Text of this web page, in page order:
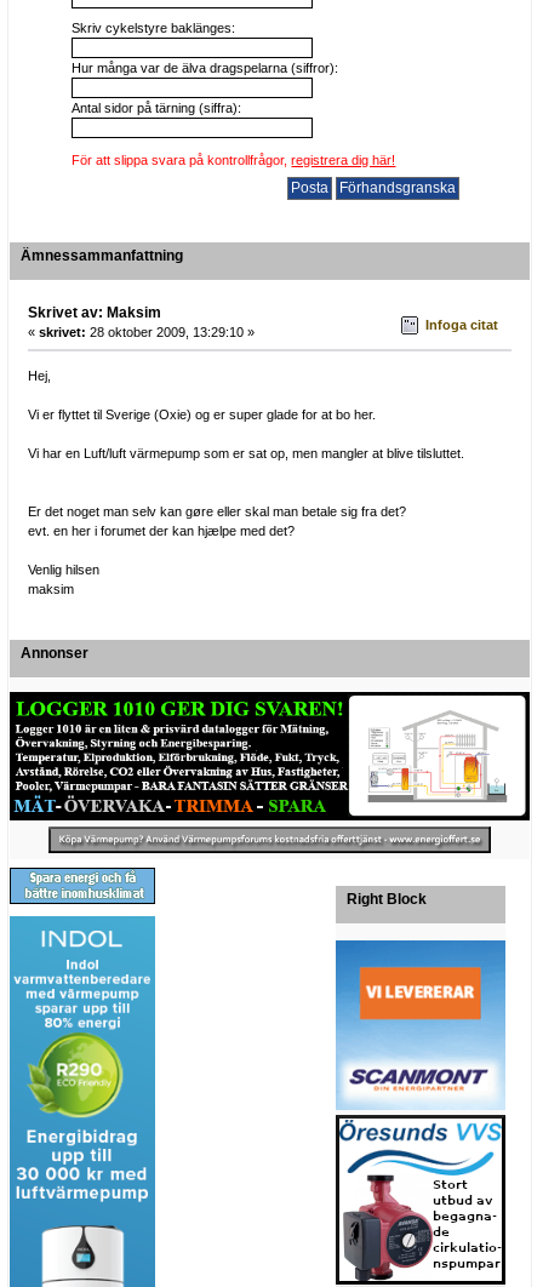
Skriv cykelstyre baklänges:
Hur många var de älva dragspelarna (siffror):
Antal sidor på tärning (siffra):
För att slippa svara på kontrollfrågor,registrera dig här!
Ämnessammanfattning
Skrivet av: Maksim
« skrivet: 28 oktober 2009, 13:29:10 » Infoga citat
Hej,
Vi er flyttet til Sverige (Oxie) og er super glade for at bo her.
Vi har en Luft/luft värmepump som er sat op, men mangler at blive tilsluttet.
Er det noget man selv kan gøre eller skal man betale sig fra det?
evt. en her i forumet der kan hjælpe med det?
Venlig hilsen
maksim
Annonser
Right Block